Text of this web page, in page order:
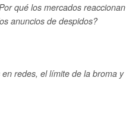
qué los mercados reaccionan
anuncios de despidos?
redes, el límite de la broma y